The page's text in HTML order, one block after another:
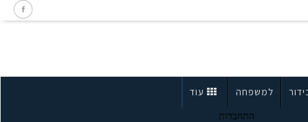
למשפחה עוד
התחברות